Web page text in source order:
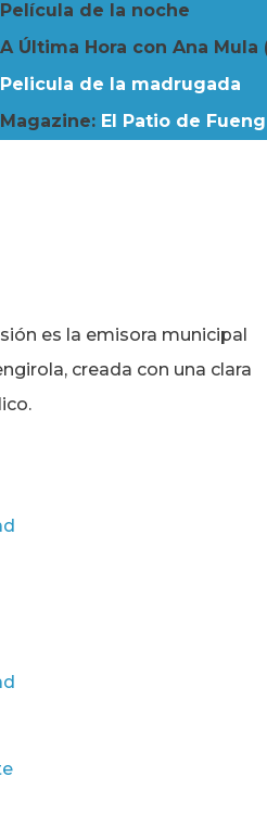
Película de la noche
A Última Hora con Ana Mula
Pelicula de la madrugada
Magazine: El Patio de
es la emisora municipal
creada con una clara